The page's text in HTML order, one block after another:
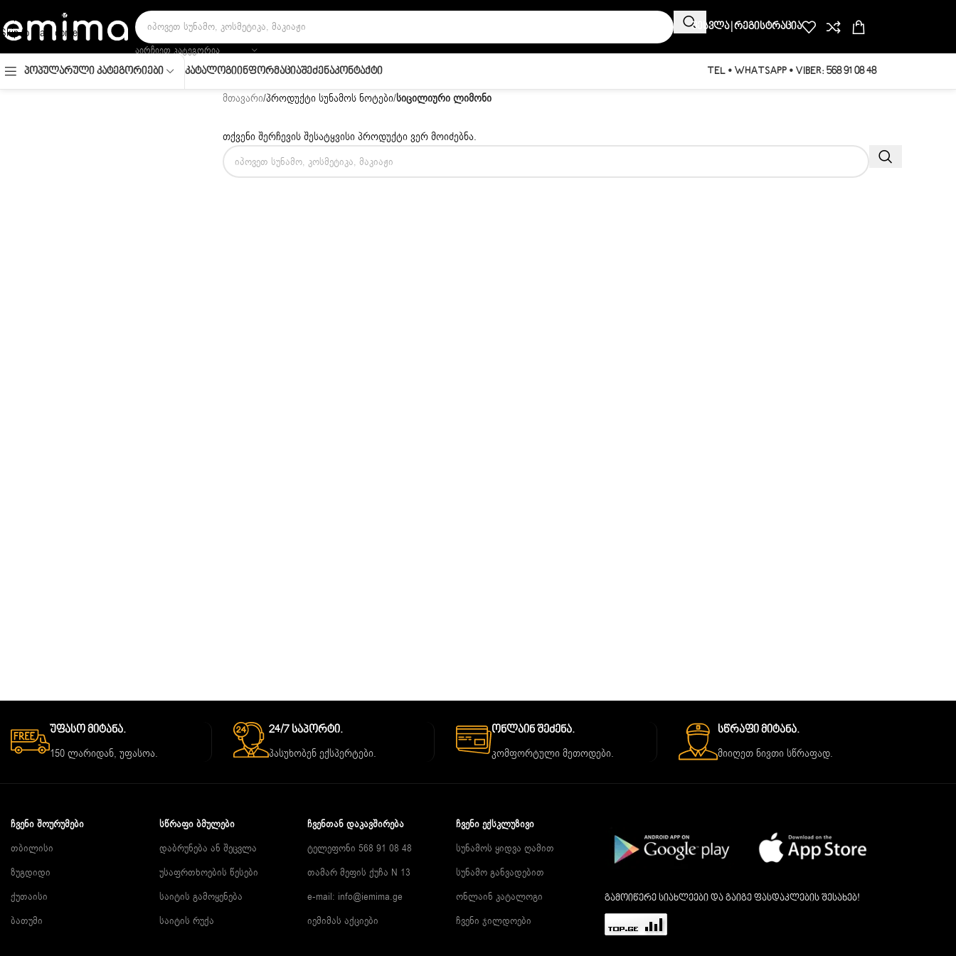
Skip to navigation
Skip to main content
ᲐᲘᲠᲩᲘᲔᲗ ᲙᲐᲢᲔᲒᲝᲠᲘᲐ
Შესვლა | Რეგისტრაცია
Პოპულარული Კატეგორიები ᲙატალოგიᲘნფორმაციაᲨეძენაᲙონტაქტი TEL • WHATSAPP • VIBER: 568 91 08 48
მთავარი/პროდუქტი სუნამოს ნოტები/სიცილიური ლიმონი
თქვენი შერჩევის შესატყვისი პროდუქტი ვერ მოიძებნა.
Უფასო Მიტანა.
150 ლარიდან, უფასოა.
24/7 Საპორტი.
პასუხობენ ექსპერტები.
Ონლაინ Შეძენა.
კომფორტული მეთოდები.
Სწრაფი Მიტანა.
მიიღეთ ნივთი სწრაფად.
ᲩᲕᲔᲜᲘ ᲨᲝᲣᲠᲣᲛᲔᲑᲘ
თბილისი
ზუგდიდი
ქუთაისი
ბათუმი
ᲡᲬᲠᲐᲤᲘ ᲑᲛᲣᲚᲔᲑᲘ
დაბრუნება ან შეცვლა
უსაფრთხოების წესები
საიტის გამოყენება
საიტის რუქა
ᲩᲕᲔᲜᲗᲐᲜ ᲓᲐᲙᲐᲕᲨᲘᲠᲔᲑᲐ
ტელეფონი 568 91 08 48
თამარ მეფის ქუჩა N 13
e-mail: info@iemima.ge
იემიმას აქციები
ᲩᲕᲔᲜᲘ ᲔᲥᲡᲙᲚᲣᲖᲘᲕᲘ
სუნამოს ყიდვა ღამით
სუნამო განვადებით
ონლაინ კატალოგი
ჩვენი ჯილდოები
გამოიწერე სიახლეები და გაიგე ფასდაკლების შესახებ!